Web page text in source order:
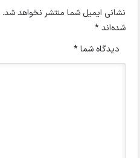
نشانی ایمیل شما منتشر نخواهد شد.
شده‌اند*
دیدگاه شما*